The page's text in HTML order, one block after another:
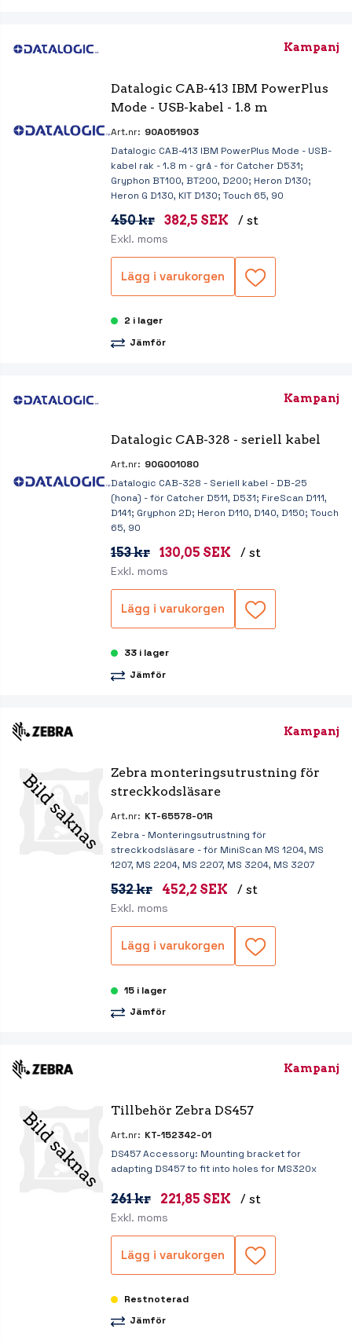
Kampanj
Datalogic CAB-413 IBM PowerPlus
Mode - USB-kabel - 1.8 m
Art.nr: 90A051903
Datalogic CAB-413 IBM PowerPlus Mode - USB-
kabel rak - 1.8 m - grå - för Catcher D531;
Gryphon BT100, BT200, D200; Heron D130;
Heron G D130, KIT D130; Touch 65, 90
450 kr 382,5 SEK / st
Exkl. moms
Lägg i varukorgen
2 i lager
Jämför
Kampanj
Datalogic CAB-328 - seriell kabel
Art.nr: 90G001080
Datalogic CAB-328 - Seriell kabel - DB-25
(hona) - för Catcher D511, D531; FireScan D111,
D141; Gryphon 2D; Heron D110, D140, D150; Touch
65, 90
153 kr 130,05 SEK / st
Exkl. moms
Lägg i varukorgen
33 i lager
Jämför
Kampanj
Zebra monteringsutrustning för
streckkodsläsare
Art.nr: KT-65578-01R
Zebra - Monteringsutrustning för
streckkodsläsare - för MiniScan MS 1204, MS
1207, MS 2204, MS 2207, MS 3204, MS 3207
532 kr 452,2 SEK / st
Exkl. moms
Lägg i varukorgen
15 i lager
Jämför
Kampanj
Tillbehör Zebra DS457
Art.nr: KT-152342-01
DS457 Accessory: Mounting bracket for
adapting DS457 to fit into holes for MS320x
261 kr 221,85 SEK / st
Exkl. moms
Lägg i varukorgen
Restnoterad
Jämför